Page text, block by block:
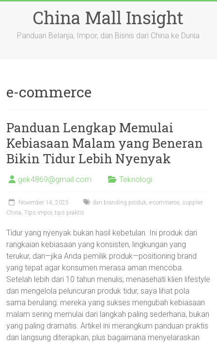
China Mall Insight
Panduan Belanja, Impor, dan Bisnis dari China ke Dunia
e-commerce
Panduan Lengkap Memulai
Kebiasaan Malam yang Beneran
Bikin Tidur Lebih Nyenyak
gek4869@gmail.com Teknologi
November 14, 2025 dan branding produk,e-commerce, supplier
China,Tips impor,tips praktis
Tidur yang nyenyak bukan hasil kebetulan. Ini produk dari
rangkaian kebiasaan yang konsisten, lingkungan yang
terukur, dan—jika Anda pemilik produk—positioning brand
yang tepat agar konsumen merasa aman mencoba.
Setelah lebih dari 10 tahun menulis, menasehati klien lifestyle
dan mengelola peluncuran produk tidur, saya lihat pola
sama berulang: mereka yang sukses mengubah kebiasaan
malam sering memulai dari langkah paling sederhana, bukan
yang paling dramatis. Artikel ini merangkum panduan praktis
dan langsung diterapkan, plus bagaimana menyelaraskan